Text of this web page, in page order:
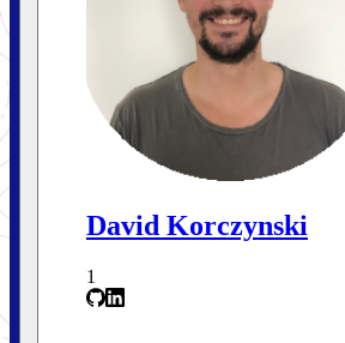
David Korczynski
1